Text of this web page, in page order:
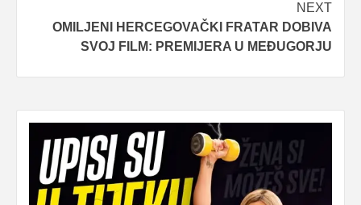
NEXT
OMILJENI HERCEGOVAČKI FRATAR DOBIVA
SVOJ FILM: PREMIJERA U MEĐUGORJU